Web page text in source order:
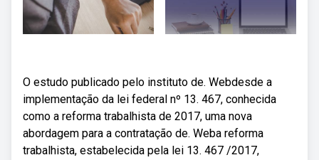
O estudo publicado pelo instituto de. Webdesde a
implementação da lei federal nº 13. 467, conhecida
como a reforma trabalhista de 2017, uma nova
abordagem para a contratação de. Weba reforma
trabalhista, estabelecida pela lei 13. 467 /2017,